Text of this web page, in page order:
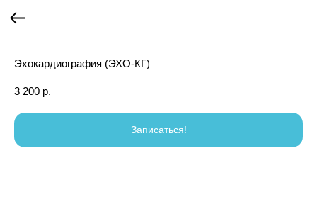
Эхокардиография (ЭХО-КГ)
3 200 р.
Записаться!